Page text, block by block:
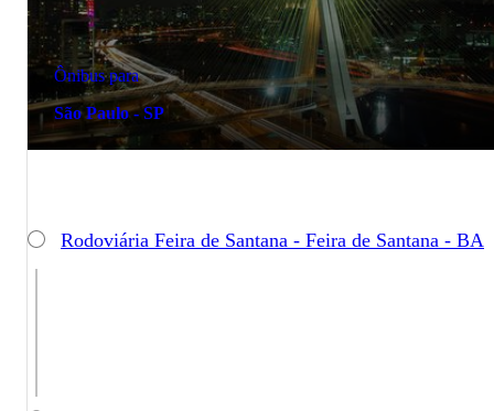
Ônibus para
São Paulo - SP
Rodoviária Feira de Santana - Feira de Santana - BA